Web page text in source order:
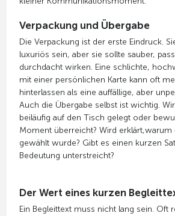
Verpackung und Übergabe
Die Verpackung ist der erste Eindruck.
luxuriös sein, aber sie sollte sauber,
durchdacht wirken. Eine schlichte,
mit einer persönlichen Karte kann oft
hinterlassen als eine auffällige, aber
Auch die Übergabe selbst ist wichtig.
beiläufig auf den Tisch gelegt oder
Moment überreicht? Wird erklärt,warum
gewählt wurde? Gibt es einen kurzen
Bedeutung unterstreicht?
Der Wert eines kurzen
Ein Begleittext muss nicht lang sein. Oft